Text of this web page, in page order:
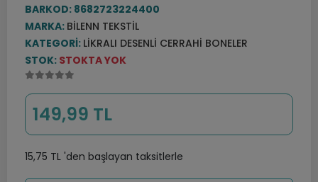
BARKOD: 8682723224400
MARKA: BILENN TEKSTIL
KATEGORI: LIKRALI DESENLI CERRAHI BONELER
STOK: STOKTA YOK
149,99 TL
15,75 TL 'den başlayan taksitlerle